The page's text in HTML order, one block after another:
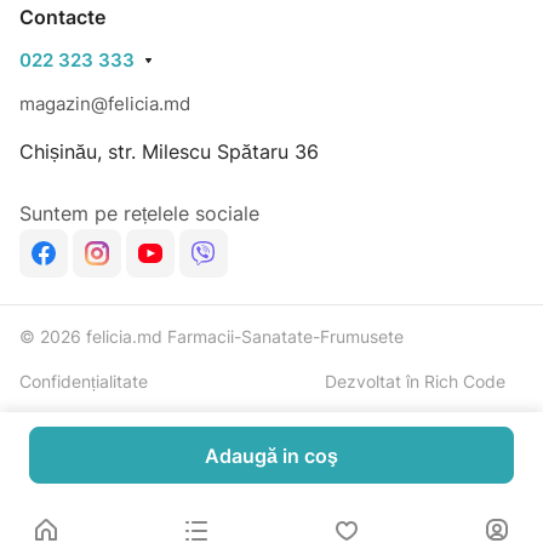
Nu depozitați produsul la temperaturi mai înalte de 25
°C.
Spătarul, 36.
Termen de valabilitate indicat pe ambalaj
Contacte
022 323 333
magazin@felicia.md
Chișinău, str. Milescu Spătaru 36
Suntem pe rețelele sociale
© 2026 felicia.md Farmacii-Sanatate-Frumusete
Confidențialitate Dezvoltat în Rich Code
Adaugă in coş